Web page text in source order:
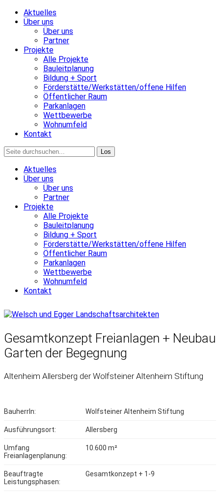
Aktuelles
Über uns
Über uns
Partner
Projekte
Alle Projekte
Bauleitplanung
Bildung + Sport
Förderstätte/Werkstätten/offene Hilfen
Öffentlicher Raum
Parkanlagen
Wettbewerbe
Wohnumfeld
Kontakt
Aktuelles
Über uns
Über uns
Partner
Projekte
Alle Projekte
Bauleitplanung
Bildung + Sport
Förderstätte/Werkstätten/offene Hilfen
Öffentlicher Raum
Parkanlagen
Wettbewerbe
Wohnumfeld
Kontakt
Gesamtkonzept Freianlagen + Neubau
Garten der Begegnung
Altenheim Allersberg der Wolfsteiner Altenheim Stiftung
BauherrIn: Wolfsteiner Altenheim Stiftung
Ausführungsort: Allersberg
Umfang
Freianlagenplanung:
10.600 m²
Beauftragte
Leistungsphasen:
Gesamtkonzept + 1-9